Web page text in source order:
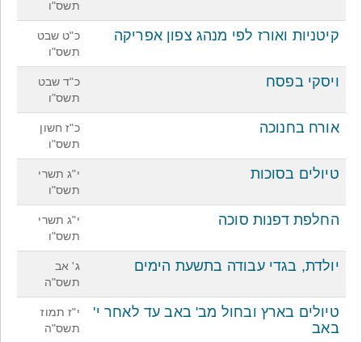
תשס"ו
קיטניות ואורז לפי מנהג צפון אפריקה
כ"ט שבט
תשס"ו
ויסקי בפסח
כ"ד שבט
תשס"ו
אורח בחנוכה
כ"ז חשון
תשס"ו
טיולים בסוכות
י"ג תשרי
תשס"ו
החלפת דפנות סוכה
י"ג תשרי
תשס"ו
יולדת, בגדי עבודה בתשעת הימים
ג' אב
תשס"ה
טיולים בארץ ובחול מב' באב עד לאחר י'
באב
י"ז תמוז
תשס"ה